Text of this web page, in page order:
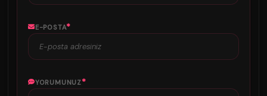
E-POSTA*
YORUMUNUZ*